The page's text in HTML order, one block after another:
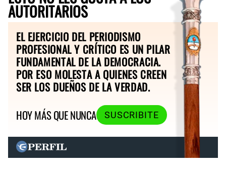
AUTORITARIOS
EL EJERCICIO DEL PERIODISMO
PROFESIONAL Y CRÍTICO ES UN PILAR
FUNDAMENTAL DE LA DEMOCRACIA.
POR ESO MOLESTA A QUIENES CREEN
SER LOS DUEÑOS DE LA VERDAD.
HOY MÁS QUE NUNCA
SUSCRIBITE